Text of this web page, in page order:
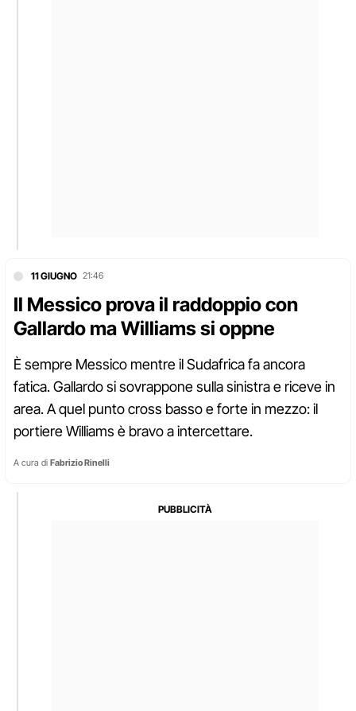
11 GIUGNO 21:46
Il Messico prova il raddoppio con
Gallardo ma Williams si oppne
È sempre Messico mentre il Sudafrica fa ancora
fatica. Gallardo si sovrappone sulla sinistra e riceve in
area. A quel punto cross basso e forte in mezzo: il
portiere Williams è bravo a intercettare.
A cura di Fabrizio Rinelli